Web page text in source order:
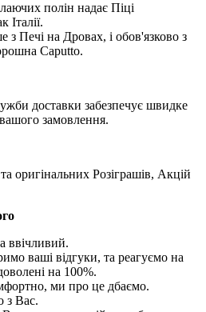
полін надає Піці
Печі на Дровах, і обов'язково з
Caputto.
доставки забезпечує швидке
замовлення.
оригінальних Розіграшів, Акцій
ввічливий.
ваші відгуки, та реагуємо на
на 100%.
ми про це дбаємо.
Вас.